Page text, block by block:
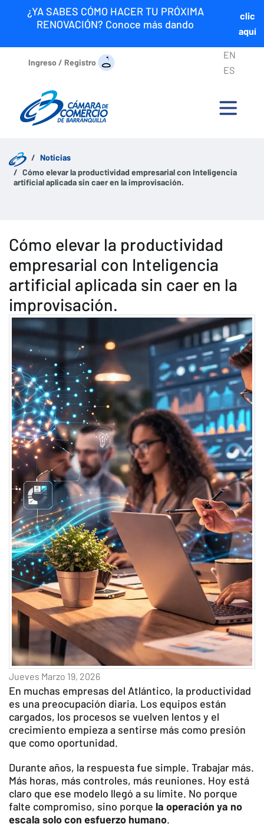
¿YA SABES CÓMO HACER TU PRÓXIMA
RENOVACIÓN? Conoce más dando
clic
aquí
Ingreso / Registro
EN
ES
Noticias
Cómo elevar la productividad empresarial con Inteligencia
artificial aplicada sin caer en la improvisación.
Cómo elevar la productividad
empresarial con Inteligencia
artificial aplicada sin caer en la
improvisación.
Jueves Marzo 19, 2026
En muchas empresas del Atlántico, la productividad
es una preocupación diaria. Los equipos están
cargados, los procesos se vuelven lentos y el
crecimiento empieza a sentirse más como presión
que como oportunidad.
Durante años, la respuesta fue simple. Trabajar más.
Más horas, más controles, más reuniones. Hoy está
claro que ese modelo llegó a su límite. No porque
falte compromiso, sino porque la operación ya no
escala solo con esfuerzo humano.